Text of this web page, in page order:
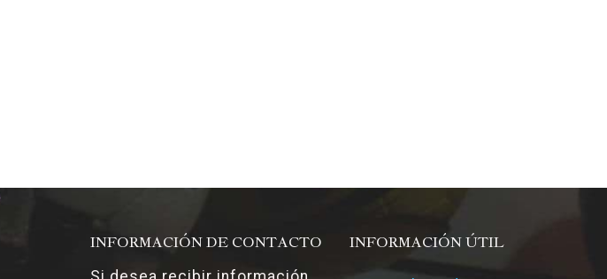
INFORMACIÓN DE CONTACTO INFORMACIÓN ÚTIL